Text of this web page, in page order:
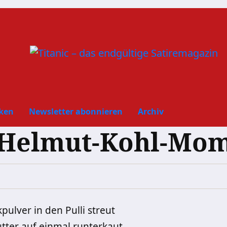
Newsletter abonnieren Archiv
Kohl-
in den Pulli streut